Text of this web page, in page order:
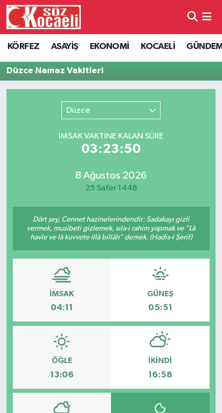
KÖRFEZ ASAYİŞ EKONOMİ KOCAELİ
Düzce Namaz Vakitleri
Düzce
İMSAK VAKTİNE KALAN SÜRE
03:23:50
8 Ağustos 2026
25 Safer 1448
Dört şey, Cennet hazinelerindendir: Sadakayı gizli
vermek, musibeti gizlemek, sıla-i rahim yapmak ve "Lâ
havle ve lâ kuvvete illâ billâh" demek. (Hadis-i Şerif)
İMSAK
04:11
GÜNEŞ
05:51
ÖĞLE
13:06
İKINDI
16:58
Kocaeli Hava Durumu
Kocaeli Namaz Vakitleri
Kocaeli Trafik Yoğunluk Haritası
Süper Lig Puan Durumu ve Fikstür
Son Dakika Haberleri